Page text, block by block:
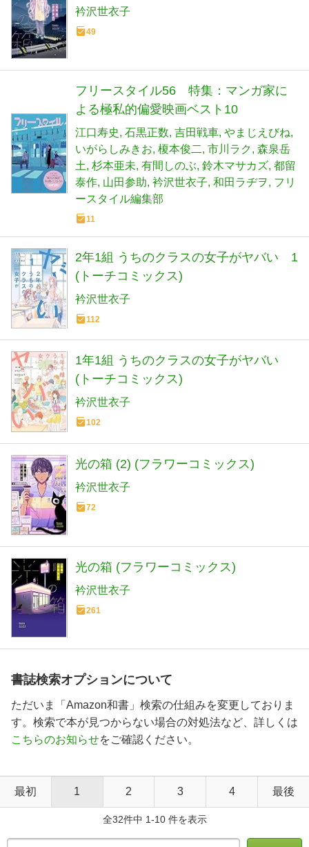
衿沢世衣子
49
フリースタイル56 特集：マンガ家に
よる極私的偏愛映画ベスト10
江口寿史 石黒正数 吉田戦車 やまじえびね
いがらしみきお 榎本俊二 市川ラク 森泉岳
土 杉本亜未 有間しのぶ 鈴木マサカズ 都留
泰作 山田参助 衿沢世衣子 和田ラヂヲ
フリ
ースタイル編集部
11
2年1組 うちのクラスの女子がヤバい 1
(トーチコミックス)
衿沢世衣子
112
1年1組 うちのクラスの女子がヤバい
(トーチコミックス)
衿沢世衣子
102
光の箱 (2) (フラワーコミックス)
衿沢世衣子
72
光の箱 (フラワーコミックス)
衿沢世衣子
261
書誌検索オプションについて
ただいま「Amazon和書」検索の仕組みを変更しておりま
す。検索で本が見つからない場合の対処法など、詳しくは
こちらのお知らせをご確認ください。
最初 1 2 3 4 最後
全32件中 1-10 件を表示